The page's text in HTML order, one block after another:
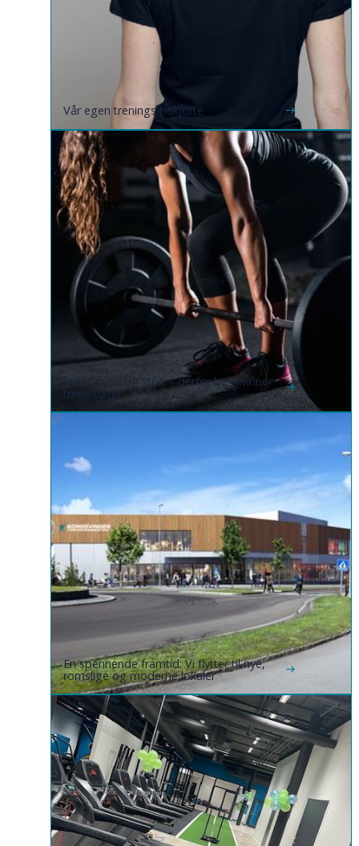
Vår egen trenings t-skjorte
Sterk, sunn og stolt – derfor bør kvinner
trene tungt
En spennende framtid: Vi flytter til nye,
romslige og moderne lokaler